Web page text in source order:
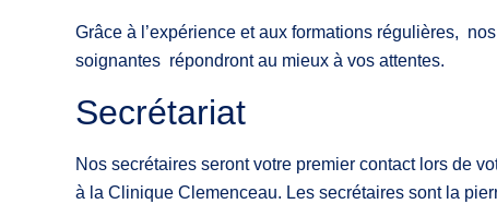
Grâce à l’expérience et aux formations régulières,
soignantes répondront au mieux à vos attentes.
Secrétariat
Nos secrétaires seront votre premier contact lors de
à la Clinique Clemenceau. Les secrétaires sont la